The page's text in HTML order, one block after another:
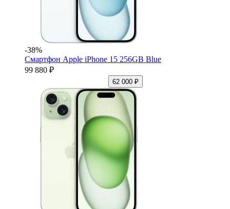
-38%
Смартфон Apple iPhone 15 256GB Blue
99 880 ₽
62 000 ₽